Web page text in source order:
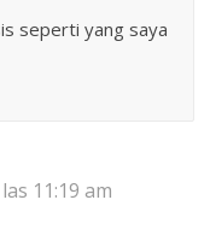
seperti yang saya
11:19 am